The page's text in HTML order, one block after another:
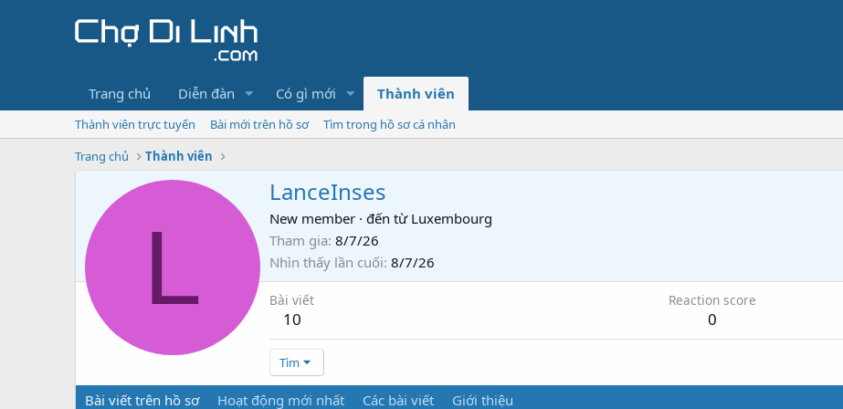
Trang chủ Diễn đàn Có gì mới Thành viên
Thành viên trực tuyến Bài mới trên hồ sơ
Tìm trong hồ sơ cá nhân
Trang chủ
Thành viên
L
LanceInses
New member · đến từ Luxembourg
Tham gia 8/7/26
Nhìn thấy lần cuối 8/7/26
Bài viết
10
Reaction score
0
Tìm
Bài viết trên hồ sơ Hoạt động mới nhất Các bài viết Giới thiệu